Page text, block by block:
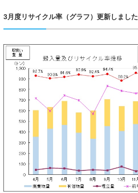
3月度リサイクル率（グラフ）更新しました